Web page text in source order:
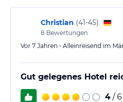
Christian (41-45)
8 Bewertungen
Vor 7 Jahren • Alleinreisend im
Gut gelegenes Hotel
4 / 6